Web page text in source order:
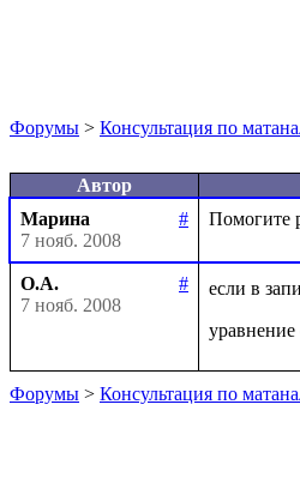
Форумы > Консультация по
Автор
Марина
#
7 нояб. 2008
О.А.
#
7 нояб. 2008
если в
Форумы > Консультация по